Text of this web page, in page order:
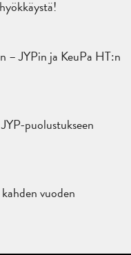
– JYPin ja KeuPa HT:n
puolustukseen
vuoden